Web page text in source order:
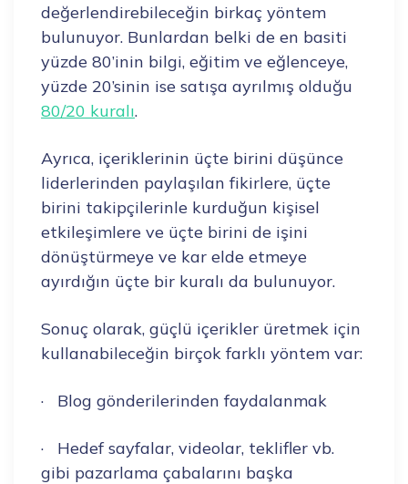
değerlendirebileceğin birkaç yöntem
bulunuyor. Bunlardan belki de en basiti
yüzde 80’inin bilgi, eğitim ve eğlenceye,
yüzde 20’sinin ise satışa ayrılmış olduğu
80/20 kuralı.
Ayrıca, içeriklerinin üçte birini düşünce
liderlerinden paylaşılan fikirlere, üçte
birini takipçilerinle kurduğun kişisel
etkileşimlere ve üçte birini de işini
dönüştürmeye ve kar elde etmeye
ayırdığın üçte bir kuralı da bulunuyor.
Sonuç olarak, güçlü içerikler üretmek için
kullanabileceğin birçok farklı yöntem var:
· Blog gönderilerinden faydalanmak
· Hedef sayfalar, videolar, teklifler vb.
gibi pazarlama çabalarını başka